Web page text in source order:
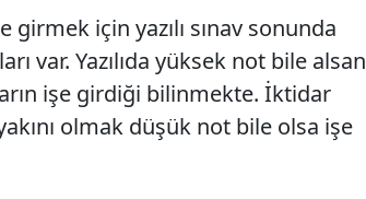
için yazılı sınav sonunda
var. Yazılıda yüksek not bile alsan
işe girdiği bilinmekte. İktidar
olmak düşük not bile olsa işe